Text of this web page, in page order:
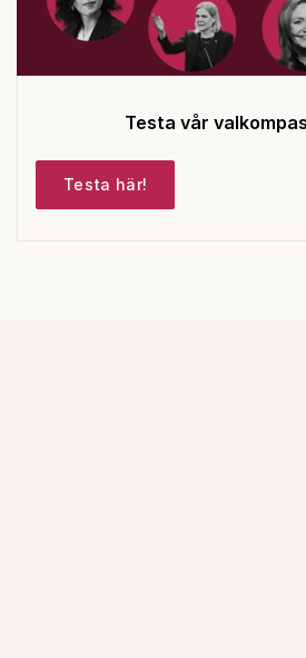
Testa vår
Testa här!